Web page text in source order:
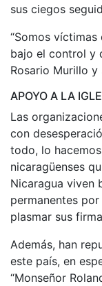
sus ciegos
“Somos
bajo el control y
Rosario Murillo y
APOYO A LA
Las
con
todo, lo
nicaragüenses
Nicaragua viven
permanentes
plasmar sus
Además, han
este país, en
“Monseñor